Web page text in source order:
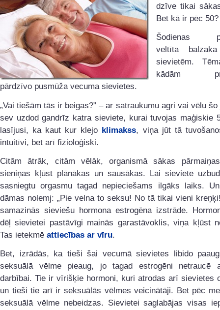
dzīve tikai
Bet kā ir pēc 50?
Šodienas
veltīta
sievietēm.
kādām
pārdzīvo pusmūža vecuma sievietes.
„Vai tiešām tās ir beigas?” – ar satraukumu agri vai vēlu šo
sev uzdod gandrīz katra sieviete, kurai tuvojas maģiskie
lasījusi, ka kaut kur klejo klimakss, viņa jūt tā
intuitīvi, bet arī fizioloģiski.
Citām ātrāk, citām vēlāk, organismā sākas
sieniņas kļūst plānākas un sausākas. Lai sieviete
sasniegtu orgasmu tagad nepieciešams ilgāks laiks.
dāmas nolemj: „Pie velna to seksu! No tā tikai vieni
samazinās sieviešu hormona estrogēna izstrāde.
dēļ sievietei pastāvīgi mainās garastāvoklis, viņa kļūst
Tas ietekmē attiecības ar vīru.
Bet, izrādās, ka tieši šai vecumā sievietes libido
seksuālā vēlme pieaug, jo tagad estrogēni netraucē
darbībai. Tie ir vīrišķie hormoni, kuri atrodas arī sievietes
un tieši tie arī ir seksuālās vēlmes veicinātāji. Bet pēc
seksuālā vēlme nebeidzas. Sievietei saglabājas visas